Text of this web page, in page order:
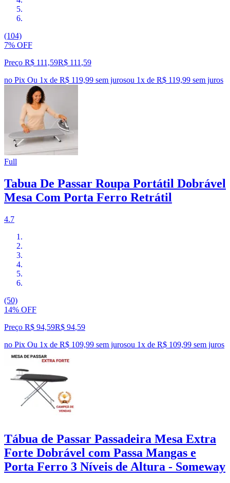
(104)
7% OFF
Preço R$ 111,59R$ 111 ,59
no Pix Ou 1x de R$ 119,99 sem jurosou 1x de R$ 119,99 sem juros
Full
Tabua De Passar Roupa Portátil Dobrável
Mesa Com Porta Ferro Retrátil
4.7
(50)
14% OFF
Preço R$ 94,59R$ 94,59
no Pix Ou 1x de R$ 109,99 sem jurosou 1x de R$ 109,99 sem juros
Tábua de Passar Passadeira Mesa Extra
Forte Dobrável com Passa Mangas e
Porta Ferro 3 Níveis de Altura - Someway